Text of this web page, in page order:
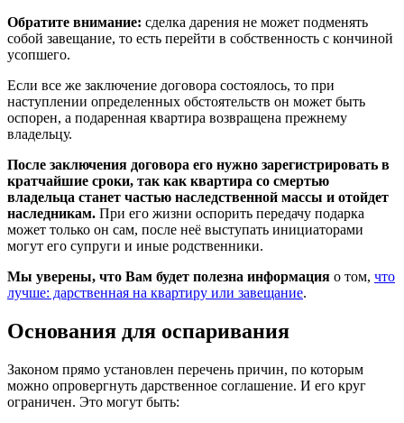
Обратите внимание: сделка дарения не может подменять
собой завещание, то есть перейти в собственность с кончиной
усопшего.
Если все же заключение договора состоялось, то при
наступлении определенных обстоятельств он может быть
оспорен, а подаренная квартира возвращена прежнему
владельцу.
После заключения договора его нужно зарегистрировать в
кратчайшие сроки, так как квартира со смертью
владельца станет частью наследственной массы и отойдет
наследникам. При его жизни оспорить передачу подарка
может только он сам, после неё выступать инициаторами
могут его супруги и иные родственники.
Мы уверены, что Вам будет полезна информация о том, что
лучше: дарственная на квартиру или завещание.
Основания для оспаривания
Законом прямо установлен перечень причин, по которым
можно опровергнуть дарственное соглашение. И его круг
ограничен. Это могут быть: